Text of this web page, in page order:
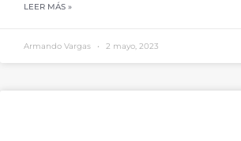
LEER MÁS »
Armando Vargas 2 mayo, 2023